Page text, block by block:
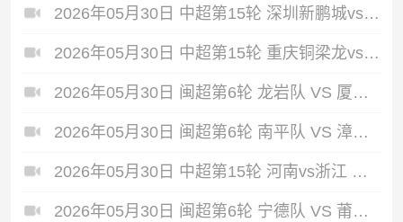
2026年05月30日 中超第15轮 深圳新鹏城vs青岛海牛 全场录像
2026年05月30日 中超第15轮 重庆铜梁龙vs北京国安 全场录像
2026年05月30日 闽超第6轮 龙岩队 VS 厦门队 全场录像
2026年05月30日 闽超第6轮 南平队 VS 漳州队 全场录像
2026年05月30日 中超第15轮 河南vs浙江 全场录像
2026年05月30日 闽超第6轮 宁德队 VS 莆田队 全场录像